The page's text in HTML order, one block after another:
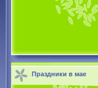
Праздники в мае